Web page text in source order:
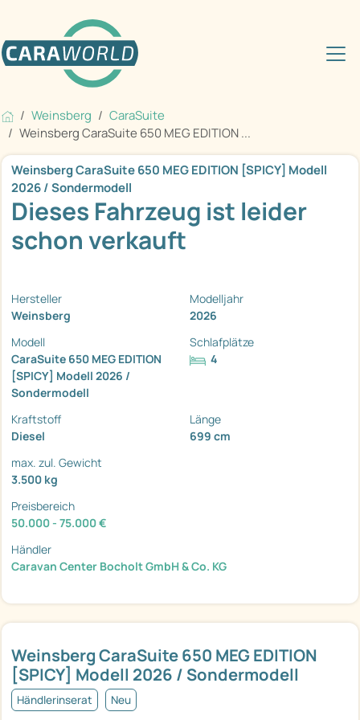
Weinsberg
CaraSuite
Weinsberg CaraSuite 650 MEG EDITION ...
Weinsberg CaraSuite 650 MEG EDITION
[SPICY] Modell 2026 / Sondermodell
Händlerinserat Neu
Weinsberg CaraSuite 650 MEG EDITION [SPICY] Modell
2026 / Sondermodell
Dieses Fahrzeug ist leider
schon verkauft
Hersteller
Weinsberg
Modelljahr
2026
Modell
CaraSuite 650 MEG EDITION
[SPICY] Modell 2026 /
Sondermodell
Schlafplätze
4
Kraftstoff
Diesel
Länge
699 cm
max. zul. Gewicht
3.500 kg
Preisbereich
50.000 - 75.000 €
Händler
Caravan Center Bocholt GmbH & Co. KG